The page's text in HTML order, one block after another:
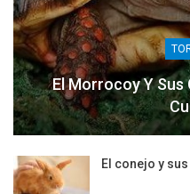
El Morrocoy Y Sus
El conejo y